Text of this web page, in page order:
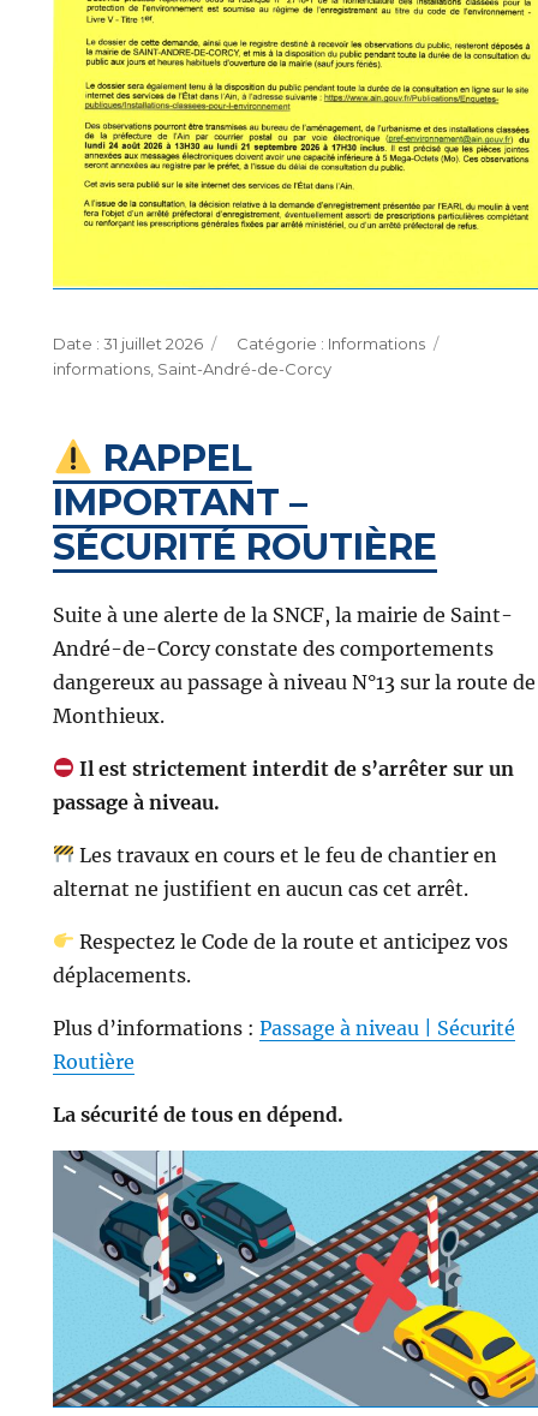
Publié
le
31 juillet 2026 Catégories
Informations
informations, Saint-André-de-Corcy
RAPPEL
IMPORTANT –
SÉCURITÉ ROUTIÈRE
Suite à une alerte de la SNCF, la mairie de Saint-
André-de-Corcy constate des comportements
dangereux au passage à niveau N°13 sur la route de
Monthieux.
Il est strictement interdit de s’arrêter sur un
passage à niveau.
Les travaux en cours et le feu de chantier en
alternat ne justifient en aucun cas cet arrêt.
Respectez le Code de la route et anticipez vos
déplacements.
Plus d’informations : Passage à niveau | Sécurité
Routière
La sécurité de tous en dépend.